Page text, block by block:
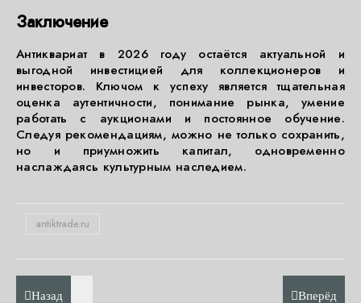
Заключение
Антиквариат в 2026 году остаётся актуальной и
выгодной инвестицией для коллекционеров и
инвесторов. Ключом к успеху является тщательная
оценка аутентичности, понимание рынка, умение
работать с аукционами и постоянное обучение.
Следуя рекомендациям, можно не только сохранить,
но и приумножить капитал, одновременно
наслаждаясь культурным наследием.
antiktrade.ru
Назад Вперёд